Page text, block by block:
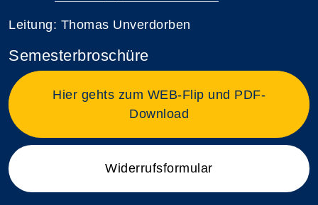
Leitung: Thomas Unverdorben
Semesterbroschüre
Hier gehts zum WEB-Flip und PDF-
Download
Widerrufsformular